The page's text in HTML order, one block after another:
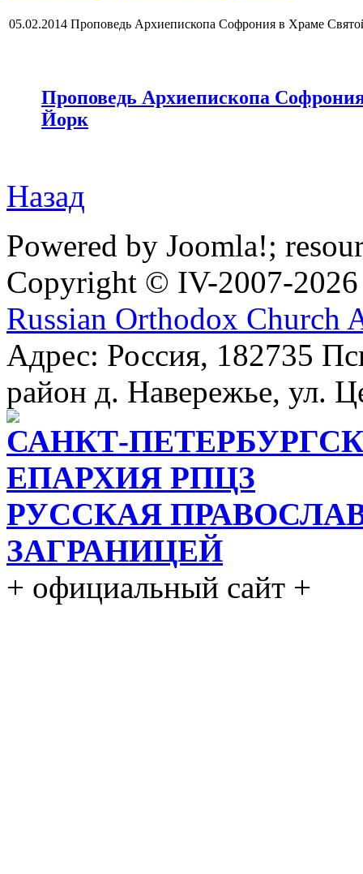
05.02.2014 Проповедь Архиепископа Софрония в Храме
Проповедь Архиепископа
Йорк
Назад
Powered by Joomla!;
Copyright © IV-2007-2026
Russian Orthodox Church
Адрес: Россия, 182735
район д. Навережье, ул.
САНКТ-
ЕПАРХИЯ РПЦЗ
РУССКАЯ
ЗАГРАНИЦЕЙ
+ официальный сайт +